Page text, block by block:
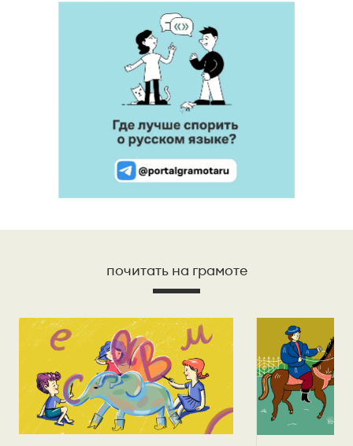
почитать на грамоте